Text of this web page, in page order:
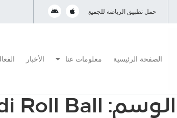
حمل تطبيق الرياضة للجميع
الصفحة الرئيسية معلومات عنا الأخبار
الوسم: Roll Ball